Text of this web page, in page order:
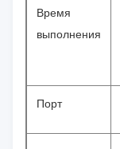
Время
выполнения
Порт